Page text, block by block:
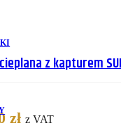
z kapturem
zł z VAT